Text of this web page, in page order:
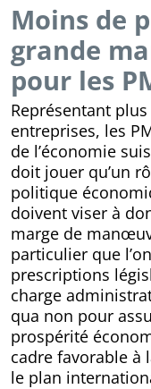
Moins de
grande
pour les
Représentant
entreprises, les
de l’économie
doit jouer qu’un
politique
doivent viser à
marge de
particulier que
prescriptions
charge
qua non pour
prospérité
cadre favorable à
le plan